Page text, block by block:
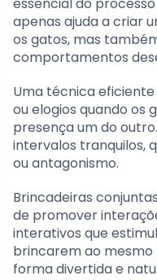
apenas ajuda a criar
os gatos, mas
comportamentos
Uma técnica
ou elogios quando
presença um do
intervalos tranquilos,
ou antagonismo.
Brincadeiras
de promover
interativos que
brincarem ao
forma divertida e